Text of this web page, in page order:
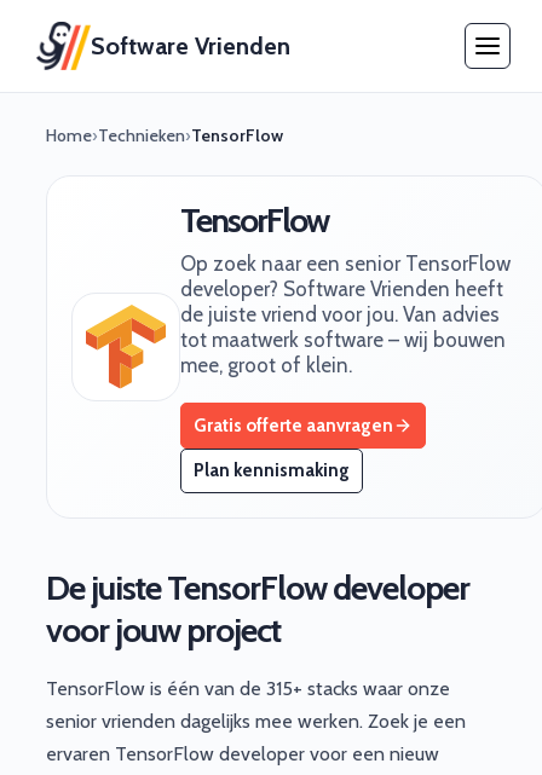
Software Vrienden
Home›Technieken›TensorFlow
TensorFlow
Op zoek naar een senior TensorFlow
developer? Software Vrienden heeft
de juiste vriend voor jou. Van advies
tot maatwerk software – wij bouwen
mee, groot of klein.
Gratis offerte aanvragen
Plan kennismaking
De juiste TensorFlow developer
voor jouw project
TensorFlow is één van de 315+ stacks waar onze
senior vrienden dagelijks mee werken. Zoek je een
ervaren TensorFlow developer voor een nieuw